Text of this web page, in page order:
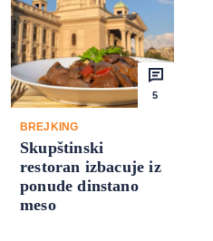
5
BREJKING
Skupštinski
restoran izbacuje iz
ponude dinstano
meso